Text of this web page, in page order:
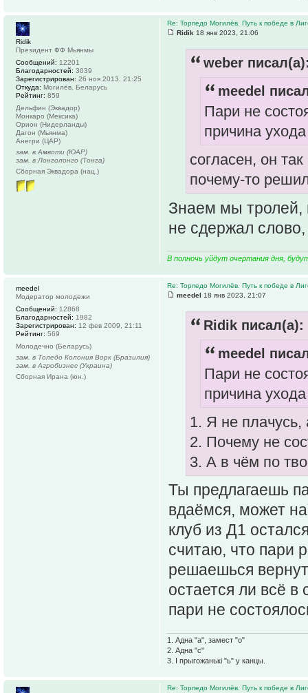
Re: Торпедо Могилёв. Путь к победе в
Ridik 18 янв 2023, 21:06
weber
meedel
Пари не
причина
согласен, он
почему-то
Знаем мы тролей,
не сдержал
В полночь уйдут очертания дня,
Ridik
Президент ФФ Мьянмы
Сообщений: 12201
Благодарностей: 3039
Зарегистрирован: 26 ноя 2013, 21:25
Откуда: Могилёв, Беларусь
Рейтинг: 859
Дельфин (Эквадор)
Монкаро (Мексика)
Орион (Нидерланды)
Дагон (Мьянма)
Анегри (ЦАР)
зам. в Амвоти (ЮАР)
зам. в Лонголонго (Тонга)
Сборная Эквадора (нац.)
Re: Торпедо Могилёв. Путь к победе в
meedel 18 янв 2023, 21:07
Ridik писал(а):
meedel
Пари не
причина
1. Я не
2. Почему не
3. А в чём по
Ты предлагаешь
вдаёмся, может
клуб из Д1
считаю, что пари
решаешься
остается ли всё
пари не
1. Адна "а", замест "о"
2. Адна "с"
3. І прыгожанькі "ь" у канцы.
meedel
Модератор молодежи
Сообщений: 12868
Благодарностей: 1982
Зарегистрирован: 12 фев 2009, 21:11
Рейтинг: 569
Молодечно (Беларусь)
зам. в Толедо Колония Ворк (Бразилия)
зам. в Агробизнес (Украина)
Сборная Ирана (юн.)
Re: Торпедо Могилёв. Путь к победе в